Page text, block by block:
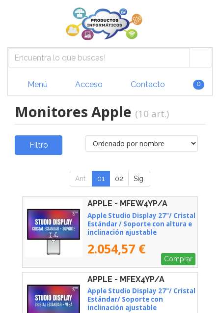
Menú Acceso Contacto 0
Monitores Apple (10 art.)
Filtro
Ant. 01 02 Sig.
APPLE - MFEW4YP/A
Apple Studio Display 27"/ Cristal
Estándar / Soporte con altura e
inclinación ajustable
2.054,57 €
Comprar
APPLE - MFEX4YP/A
Apple Studio Display 27"/ Cristal
Estándar/ Soporte con
inclinación ajustable